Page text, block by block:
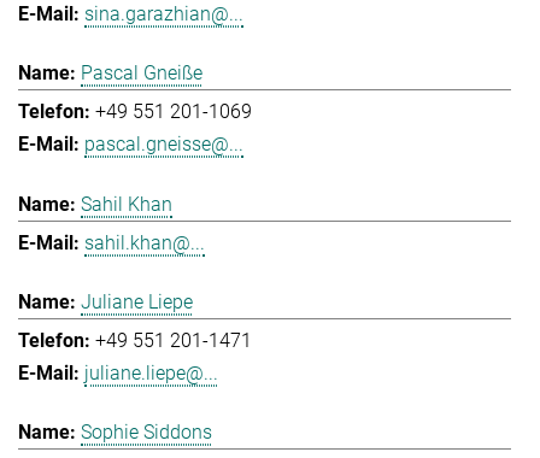
sina.garazhian@...
Pascal Gneiße
+49 551 201-1069
pascal.gneisse@...
Sahil Khan
sahil.khan@...
Juliane Liepe
+49 551 201-1471
juliane.liepe@...
Sophie Siddons